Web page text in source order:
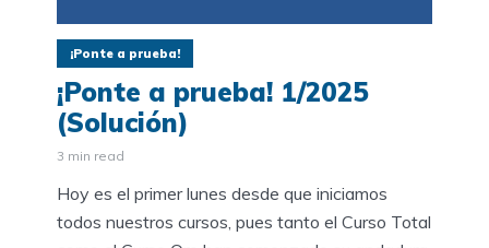
¡Ponte a prueba!
¡Ponte a prueba! 1/2025
(Solución)
3 min read
Hoy es el primer lunes desde que iniciamos
todos nuestros cursos, pues tanto el Curso Total